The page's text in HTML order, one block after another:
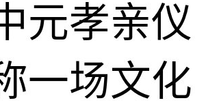
元孝亲仪
一场文化